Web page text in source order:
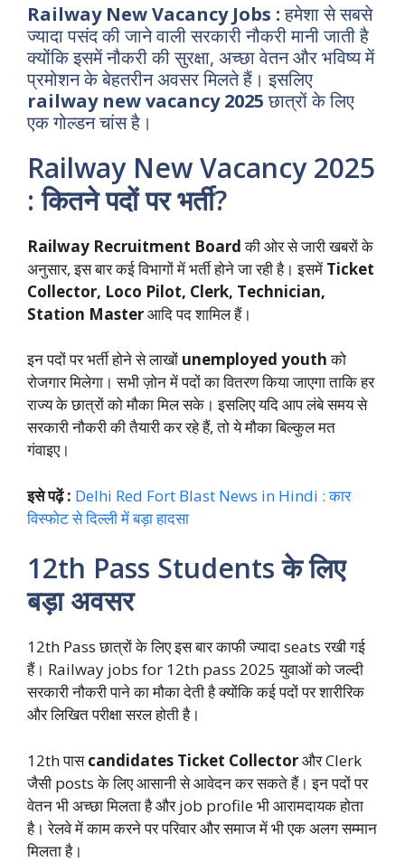
Railway New Vacancy Jobs :हमेशा से सबसे
ज्यादा पसंद की जाने वाली सरकारी नौकरी मानी जाती है
क्योंकि इसमें नौकरी की सुरक्षा, अच्छा वेतन और भविष्य में
प्रमोशन के बेहतरीन अवसर मिलते हैं। इसलिए
railway new vacancy 2025छात्रों के लिए
एक गोल्डन चांस है।
Railway New Vacancy 2025
: कितने पदों पर भर्ती?
Railway Recruitment Boardकी ओर से जारी खबरों के
अनुसार, इस बार कई विभागों में भर्ती होने जा रही है। इसमें Ticket
Collector, Loco Pilot, Clerk, Technician,
Station Masterआदि पद शामिल हैं।
इन पदों पर भर्ती होने से लाखों unemployed youthको
रोजगार मिलेगा। सभी ज़ोन में पदों का वितरण किया जाएगा ताकि हर
राज्य के छात्रों को मौका मिल सके। इसलिए यदि आप लंबे समय से
सरकारी नौकरी की तैयारी कर रहे हैं, तो ये मौका बिल्कुल मत
गंवाइए।
इसे पढ़ें : Delhi Red Fort Blast News in Hindi : कार
विस्फोट से दिल्ली में बड़ा हादसा
12th Pass Students के लिए
बड़ा अवसर
12th Pass छात्रों के लिए इस बार काफी ज्यादा seats रखी गई
हैं। Railway jobs for 12th pass 2025 युवाओं को जल्दी
सरकारी नौकरी पाने का मौका देती है क्योंकि कई पदों पर शारीरिक
और लिखित परीक्षा सरल होती है।
12th पासcandidates Ticket Collectorऔर Clerk
जैसी posts के लिए आसानी से आवेदन कर सकते हैं। इन पदों पर
वेतन भी अच्छा मिलता है और job profile भी आरामदायक होता
है। रेलवे में काम करने पर परिवार और समाज में भी एक अलग सम्मान
मिलता है।